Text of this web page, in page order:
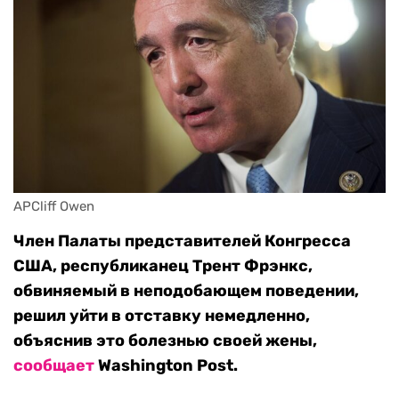
APCliff Owen
Член Палаты представителей Конгресса
США, республиканец Трент Фрэнкс,
обвиняемый в неподобающем поведении,
решил уйти в отставку немедленно,
объяснив это болезнью своей жены,
сообщаетWashington Post.